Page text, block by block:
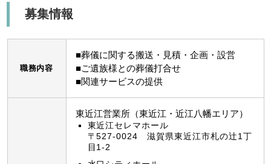
募集情報
職務内容
■葬儀に関する搬送・見積・企画・設営
■ご遺族様との葬儀打合せ
■関連サービスの提供
東近江営業所（東近江・近江八幡エリア）
東近江セレマホール
〒527-0024 滋賀県東近江市札の辻1丁
目1-2